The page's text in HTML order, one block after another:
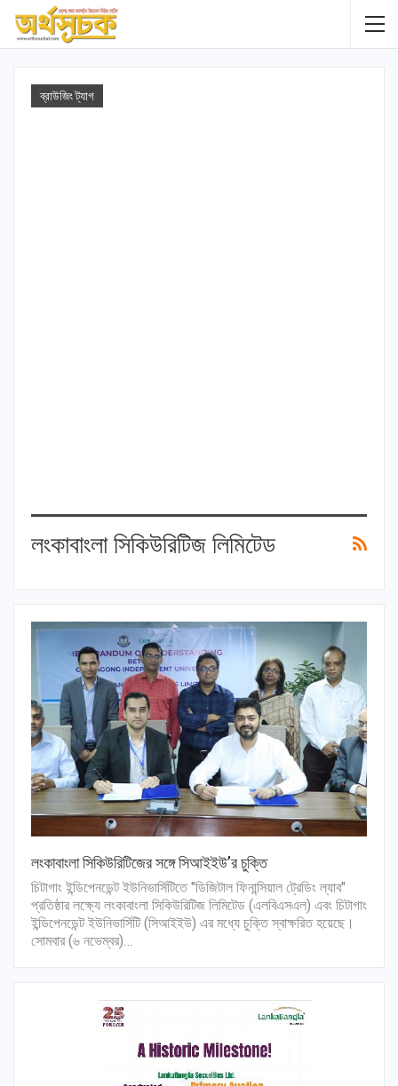
ব্রাউজিং ট্যাগ
লংকাবাংলা সিকিউরিটিজ লিমিটেড
লংকাবাংলা সিকিউরিটিজের সঙ্গে সিআইইউ’র চুক্তি
চিটাগাং ইন্ডিপেনডেন্ট ইউনিভার্সিটিতে "ডিজিটাল ফিনান্সিয়াল ট্রেডিং ল্যাব"
প্রতিষ্ঠার লক্ষ্যে লংকাবাংলা সিকিউরিটিজ লিমিটেড (এলবিএসএল) এবং চিটাগাং
ইন্ডিপেনডেন্ট ইউনিভার্সিটি (সিআইইউ) এর মধ্যে চুক্তি স্বাক্ষরিত হয়েছে।
সোমবার (৬ নভেম্বর)…